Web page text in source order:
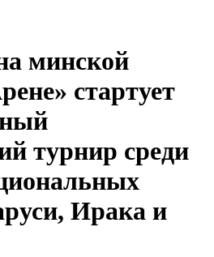
минской
стартует
турнир среди
Ирака и